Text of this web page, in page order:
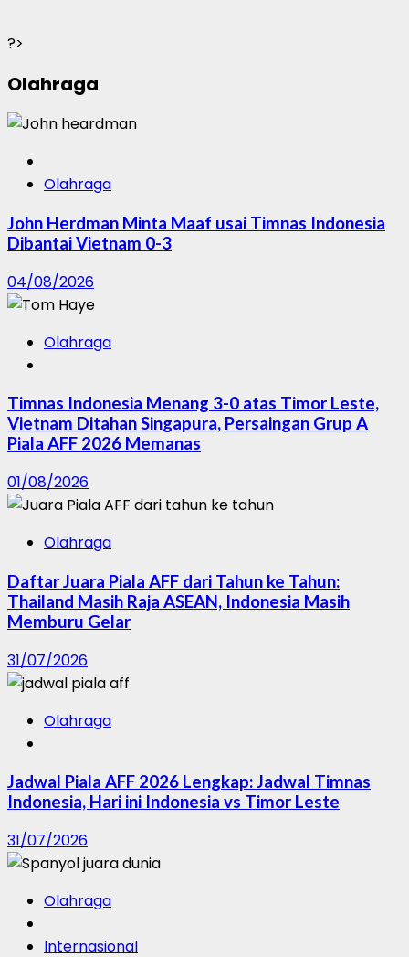
?>
Olahraga
Olahraga
John Herdman Minta Maaf usai Timnas Indonesia
Dibantai Vietnam 0-3
04/08/2026
Olahraga
Timnas Indonesia Menang 3-0 atas Timor Leste,
Vietnam Ditahan Singapura, Persaingan Grup A
Piala AFF 2026 Memanas
01/08/2026
Olahraga
Daftar Juara Piala AFF dari Tahun ke Tahun:
Thailand Masih Raja ASEAN, Indonesia Masih
Memburu Gelar
31/07/2026
Olahraga
Jadwal Piala AFF 2026 Lengkap: Jadwal Timnas
Indonesia, Hari ini Indonesia vs Timor Leste
31/07/2026
Olahraga
Internasional